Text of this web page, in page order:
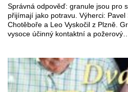
Správná odpověď: granule jsou pro
přijímají jako potravu. Výherci:
Chotěboře a Leo Vyskočil z Plzně.
vysoce účinný kontaktní a požerový…